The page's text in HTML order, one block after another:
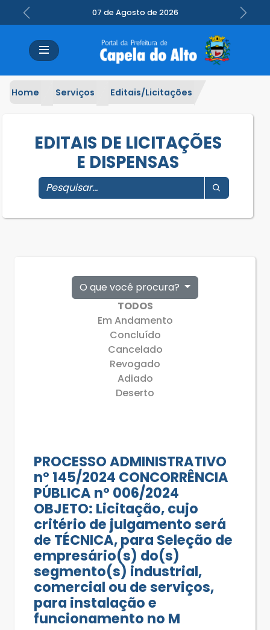
07 de Agosto de 2026
Previous Next
Home Serviços Editais/Licitações
EDITAIS DE LICITAÇÕES
E DISPENSAS
O que você procura?
TODOS
Em Andamento
Concluído
Cancelado
Revogado
Adiado
Deserto
PROCESSO ADMINISTRATIVO
nº 145/2024 CONCORRÊNCIA
PÚBLICA n° 006/2024
OBJETO: Licitação, cujo
critério de julgamento será
de TÉCNICA, para Seleção de
empresário(s) do(s)
segmento(s) industrial,
comercial ou de serviços,
para instalação e
funcionamento no M